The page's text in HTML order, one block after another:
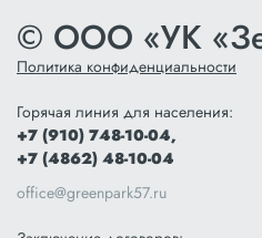
© ООО «УК
Политика конфиденциальности
Горячая линия для населения:
+7 (910) 748-10-04,
+7 (4862) 48-10-04
office@greenpark57.ru